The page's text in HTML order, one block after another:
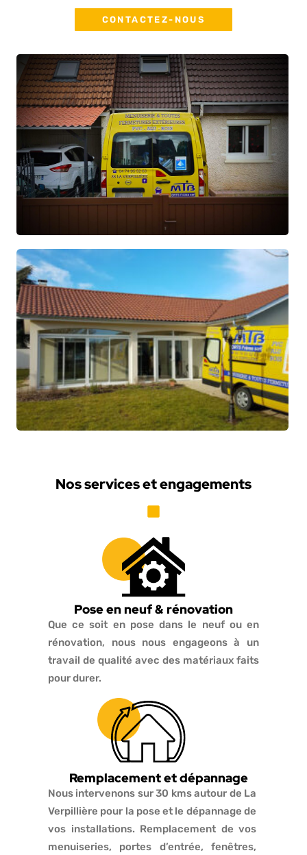
CONTACTEZ-NOUS
Nos services et engagements
Pose en neuf & rénovation
Que ce soit en pose dans le neuf ou en
rénovation, nous nous engageons à un
travail de qualité avec des matériaux faits
pour durer.
Remplacement et dépannage
Nous intervenons sur 30 kms autour de La
Verpillière pour la pose et le dépannage de
vos installations. Remplacement de vos
menuiseries, portes d’entrée, fenêtres,